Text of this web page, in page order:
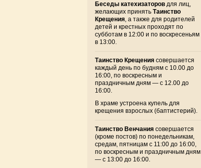
Беседы катехизаторов для лиц,
желающих принять Таинство
Крещения, а также для родителей
детей и крестных проходят по
субботам в 12:00 и по воскресеньям
в 13:00.
Таинство Крещения совершается
каждый день по будням с 10.00 до
16:00, по воскресным и
праздничным дням — с 12.00 до
16:00.
В храме устроена купель для
крещения взрослых (баптистерий).
Таинство Венчания совершается
(кроме постов) по понедельникам,
средам, пятницам с 11:00 до 16:00,
по воскресным и праздничным дням
— с 13:00 до 16:00.